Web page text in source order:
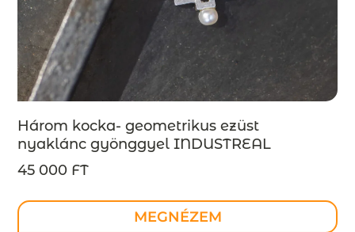
Három kocka- geometrikus ezüst
nyaklánc gyönggyel INDUSTREAL
kollekció – design ékszer –
MEGRENDELÉSRE
45 000 FT
MEGNÉZEM